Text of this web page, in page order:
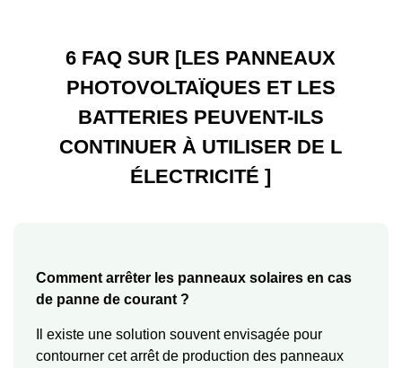
6 FAQ SUR [LES PANNEAUX
PHOTOVOLTAÏQUES ET LES
BATTERIES PEUVENT-ILS
CONTINUER À UTILISER DE L
ÉLECTRICITÉ ]
Comment arrêter les panneaux solaires en cas
de panne de courant ?
Il existe une solution souvent envisagée pour
contourner cet arrêt de production des panneaux